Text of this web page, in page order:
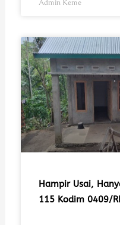
Admin Keme
Hampir Usai,
115 Kodim 0409/